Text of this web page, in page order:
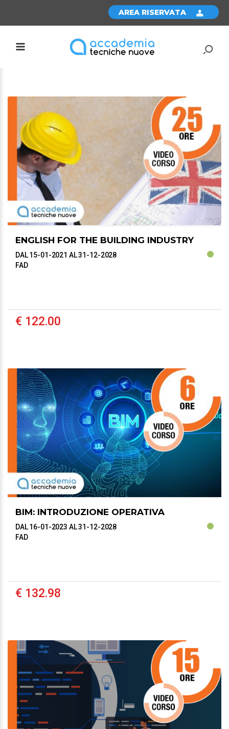
AREA RISERVATA
ENGLISH FOR THE BUILDING INDUSTRY
DAL 15-01-2021 AL 31-12-2028
FAD
€ 122.00
BIM: INTRODUZIONE OPERATIVA
DAL 16-01-2023 AL 31-12-2028
FAD
€ 132.98